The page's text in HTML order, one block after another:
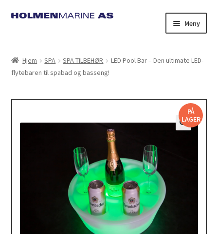
Hopp
Hopp
Meny
Hjem SPA SPA TILBEHØR
LED Pool Bar – Den ultimate LED-
flytebaren til spabad og basseng!
PÅ
LAGER